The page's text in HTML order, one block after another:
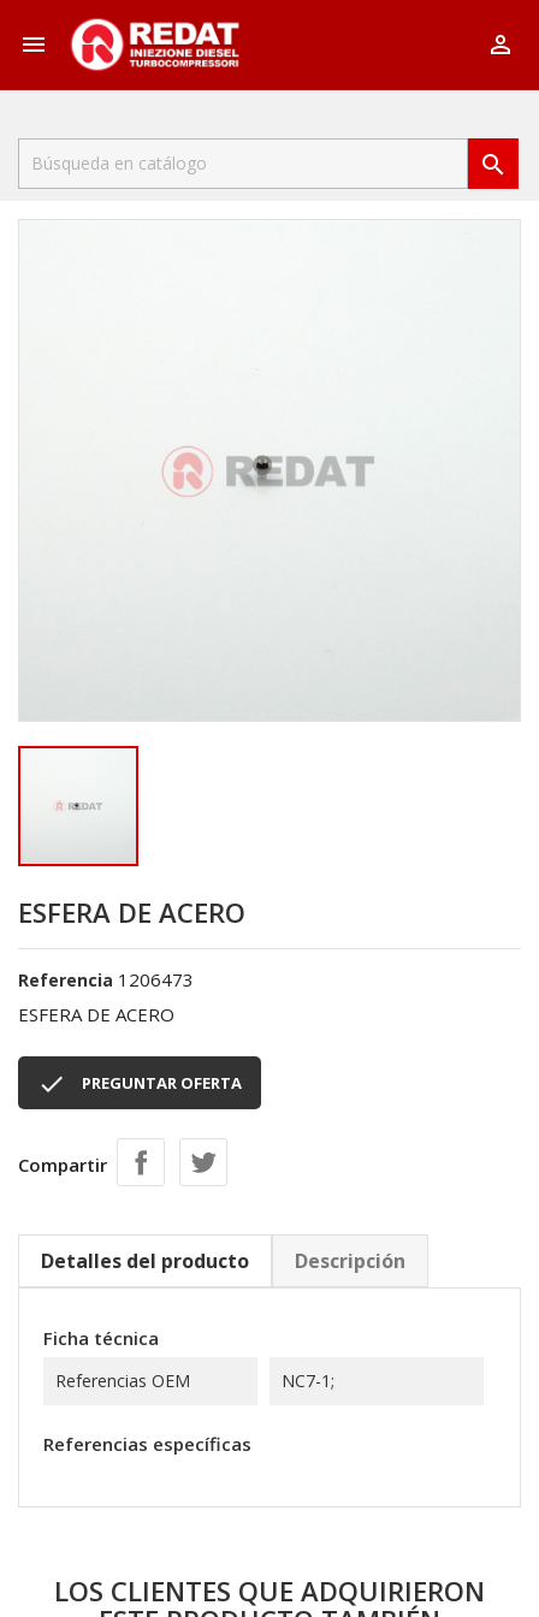
 

ESFERA DE ACERO
Referencia 1206473
ESFERA DE ACERO
 PREGUNTAR OFERTA
Compartir
Detalles del producto Descripción
Ficha técnica
Referencias OEM NC7-1;
Referencias específicas
LOS CLIENTES QUE ADQUIRIERON